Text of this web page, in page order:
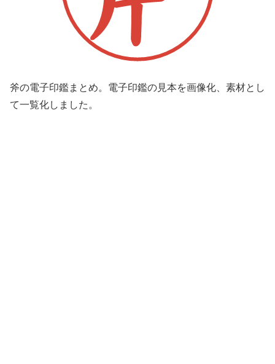
斧の電子印鑑まとめ。電子印鑑の見本を画像化、素材とし
て一覧化しました。